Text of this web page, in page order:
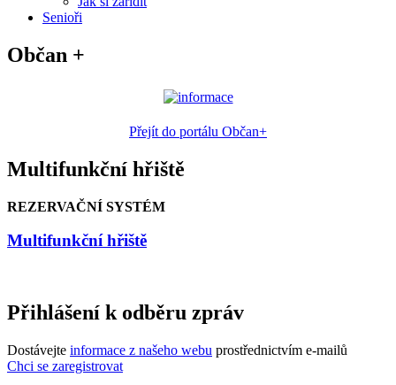
Senioři
Občan +
Přejít do portálu Občan+
Multifunkční hřiště
REZERVAČNÍ SYSTÉM
Multifunkční hřiště
Přihlášení k odběru zpráv
Dostávejte informace z našeho webu prostřednictvím e-mailů
Chci se zaregistrovat